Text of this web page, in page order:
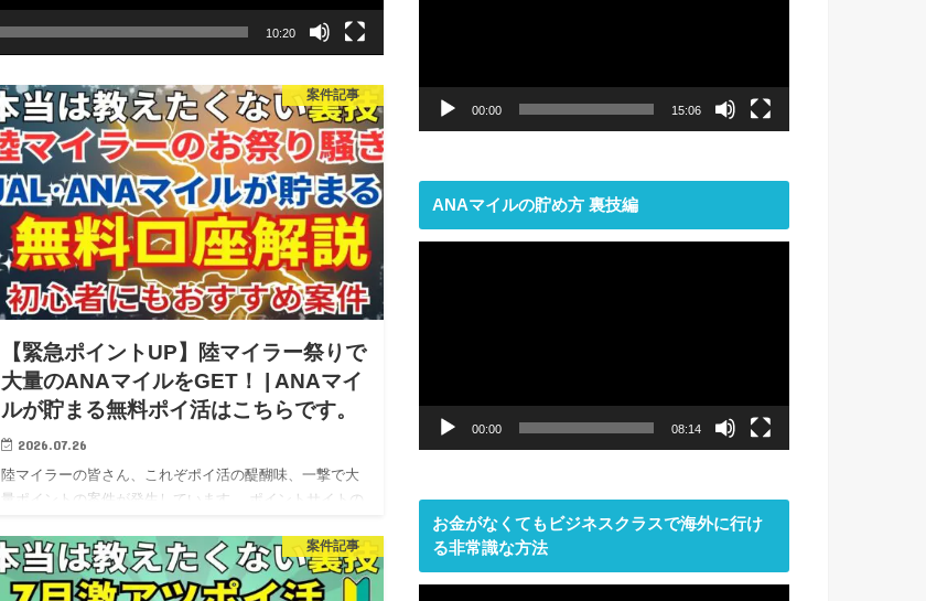
10:20
案件記事
【緊急ポイントUP】陸マイラー祭りで
大量のANAマイルをGET！ | ANAマイ
ルが貯まる無料ポイ活はこちらです。
2026.07.26
陸マイラーの皆さん、これぞポイ活の醍醐味、一撃で大
量ポイントの案件が発生しています。 ポイントサイトの
ポイントがもらえます( ﾟДﾟ;)ﾏｼﾞ…？ 今回の内容は…
案件記事
00:00 15:06
ANAマイルの貯め方 裏技編
00:00 08:14
お金がなくてもビジネスクラスで海外に行け
る非常識な方法